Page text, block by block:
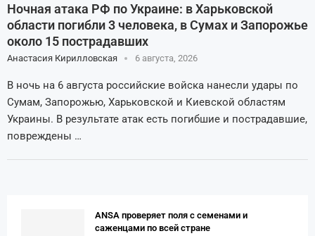
Ночная атака РФ по Украине: в Харьковской
области погибли 3 человека, в Сумах и Запорожье
около 15 пострадавших
Анастасия Кирилловская 6 августа, 2026
В ночь на 6 августа российские войска нанесли удары по
Сумам, Запорожью, Харьковской и Киевской областям
Украины. В результате атак есть погибшие и пострадавшие,
повреждены …
ANSA проверяет поля с семенами и
саженцами по всей стране